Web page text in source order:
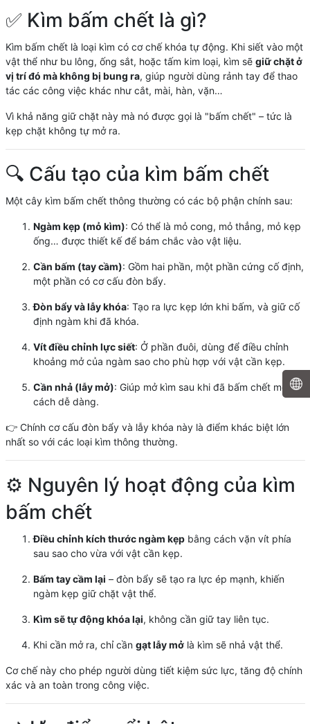
✅ Kìm bấm chết là gì?
Kìm bấm chết là loại kìm có cơ chế khóa tự động. Khi siết vào một
vật thể như bu lông, ống sắt, hoặc tấm kim loại, kìm sẽ giữ chặt ở
vị trí đó mà không bị bung ra, giúp người dùng rảnh tay để thao
tác các công việc khác như cắt, mài, hàn, vặn…
Vì khả năng giữ chặt này mà nó được gọi là "bấm chết" – tức là
kẹp chặt không tự mở ra.
🔍 Cấu tạo của kìm bấm chết
Một cây kìm bấm chết thông thường có các bộ phận chính sau:
Ngàm kẹp (mỏ kìm): Có thể là mỏ cong, mỏ thẳng, mỏ kẹp
ống… được thiết kế để bám chắc vào vật liệu.
Cần bấm (tay cầm): Gồm hai phần, một phần cứng cố định,
một phần có cơ cấu đòn bẩy.
Đòn bẩy và lẫy khóa: Tạo ra lực kẹp lớn khi bấm, và giữ cố
định ngàm khi đã khóa.
Vít điều chỉnh lực siết: Ở phần đuôi, dùng để điều chỉnh
khoảng mở của ngàm sao cho phù hợp với vật cần kẹp.
Cần nhả (lẫy mở): Giúp mở kìm sau khi đã bấm chết một
cách dễ dàng.
👉 Chính cơ cấu đòn bẩy và lẫy khóa này là điểm khác biệt lớn
nhất so với các loại kìm thông thường.
⚙️ Nguyên lý hoạt động của kìm
bấm chết
Điều chỉnh kích thước ngàm kẹpbằng cách vặn vít phía
sau sao cho vừa với vật cần kẹp.
Bấm tay cầm lại – đòn bẩy sẽ tạo ra lực ép mạnh, khiến
ngàm kẹp giữ chặt vật thể.
Kìm sẽ tự động khóa lại, không cần giữ tay liên tục.
Khi cần mở ra, chỉ cần gạt lẫy mởlà kìm sẽ nhả vật thể.
Cơ chế này cho phép người dùng tiết kiệm sức lực, tăng độ chính
xác và an toàn trong công việc.